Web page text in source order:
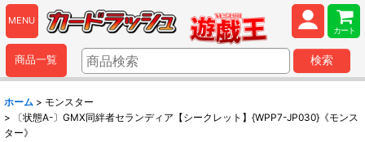
MENU
カート
商品一覧 検索
ホーム > モンスター
>
〔状態A-〕GMX同絆者セランディア【シークレット】{WPP7-JP030}《モンス
ター》